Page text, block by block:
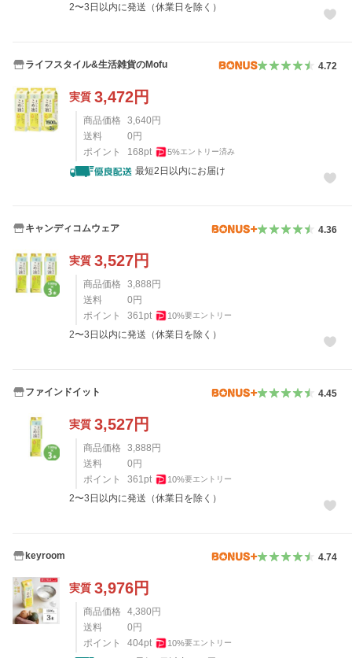
2〜3日以内に発送（休業日を除く）
ライフスタイル&生活雑貨のMofu 4.72
実質 3,472円
商品価格 3,640円
送料
0円
ポイント
168pt 5%エントリー済み
最短2日以内にお届け
キャンディコムウェア 4.36
実質 3,527円
商品価格 3,888円
送料
0円
ポイント
361 pt 10%要エントリー
2〜3日以内に発送（休業日を除く）
ファインドイット 4.45
実質 3,527円
商品価格 3,888円
送料
0円
ポイント
361 pt 10%要エントリー
2〜3日以内に発送（休業日を除く）
keyroom 4.74
実質 3,976円
商品価格 4,380円
送料
0円
ポイント
404pt 10%要エントリー